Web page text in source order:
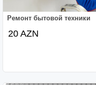
Ремонт бытовой техники
20 AZN